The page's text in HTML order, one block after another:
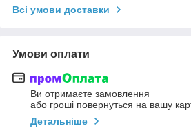
Всі умови доставки
Умови оплати
Ви отримаєте замовлення
або гроші повернуться на вашу
Детальніше